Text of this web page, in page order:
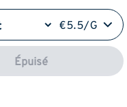
€5.5/G
Épuisé